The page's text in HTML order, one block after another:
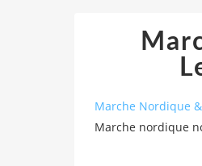
Marche Nordique
Marche nordique